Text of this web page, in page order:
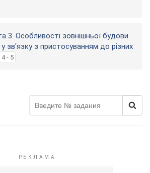
3. Особливості зовнішньої будови
зв'язку з пристосуванням до різних
4 - 5